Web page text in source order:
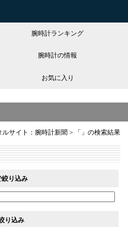
腕時計ランキング
腕時計の情報
お気に入り
ルサイト：腕時計新聞 > 「」の検索結果
絞り込み
り込み